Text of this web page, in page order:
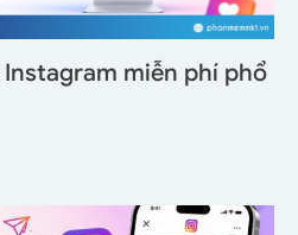
miễn phí phổ